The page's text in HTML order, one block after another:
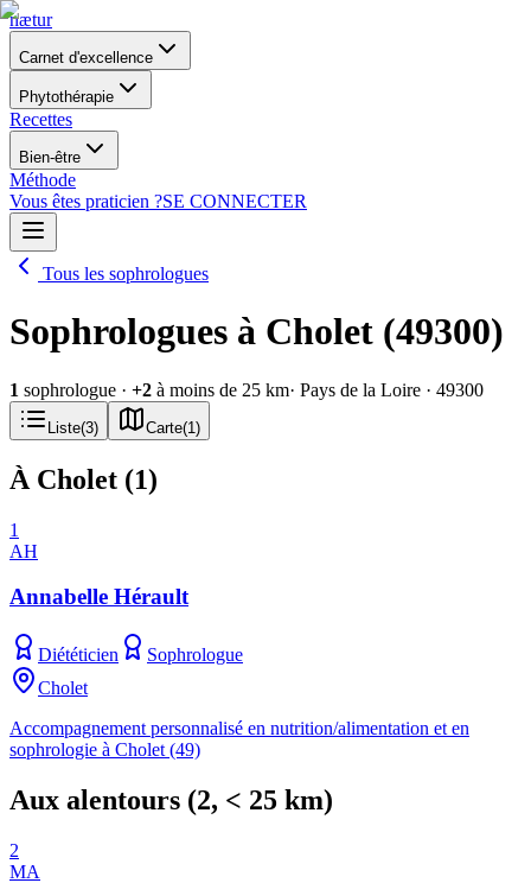
nætur
Carnet d'excellence
Phytothérapie
Recettes
Bien-être
Méthode
Vous êtes praticien ?SE CONNECTER
Tous les sophrologues
Sophrologues à Cholet (49300)
1 sophrologue · +2 à moins de 25 km· Pays de la Loire · 49300
Liste(3) Carte(1 )
À Cholet (1)
1
AH
Annabelle Hérault
Diététicien
Sophrologue
Cholet
Accompagnement personnalisé en nutrition/alimentation et en
sophrologie à Cholet (49)
Aux alentours (2, < 25 km)
2
MA